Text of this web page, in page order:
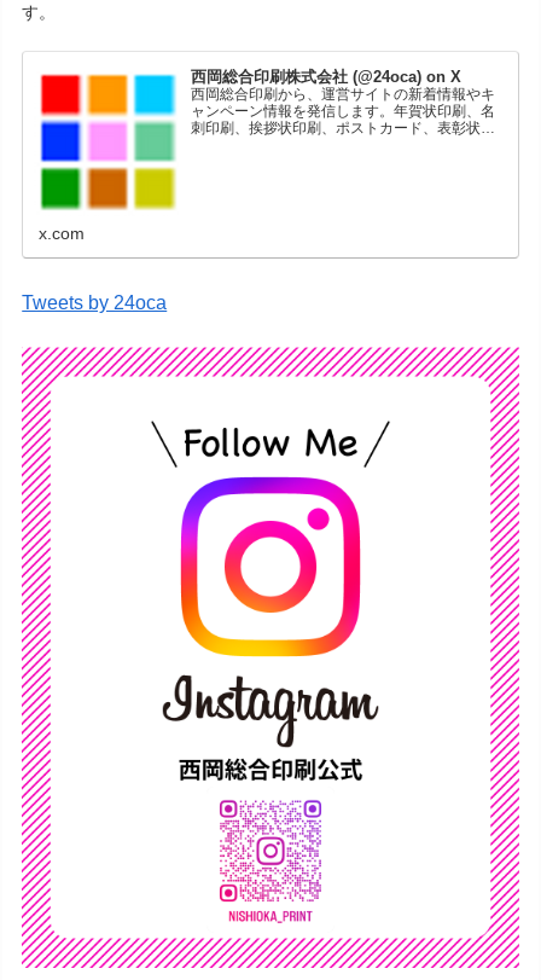
す。
西岡総合印刷株式会社 (@24oca) on X
西岡総合印刷から、運営サイトの新着情報やキ
ャンペーン情報を発信します。年賀状印刷、名
刺印刷、挨拶状印刷、ポストカード、表彰状印
x.com
Tweets by 24oca